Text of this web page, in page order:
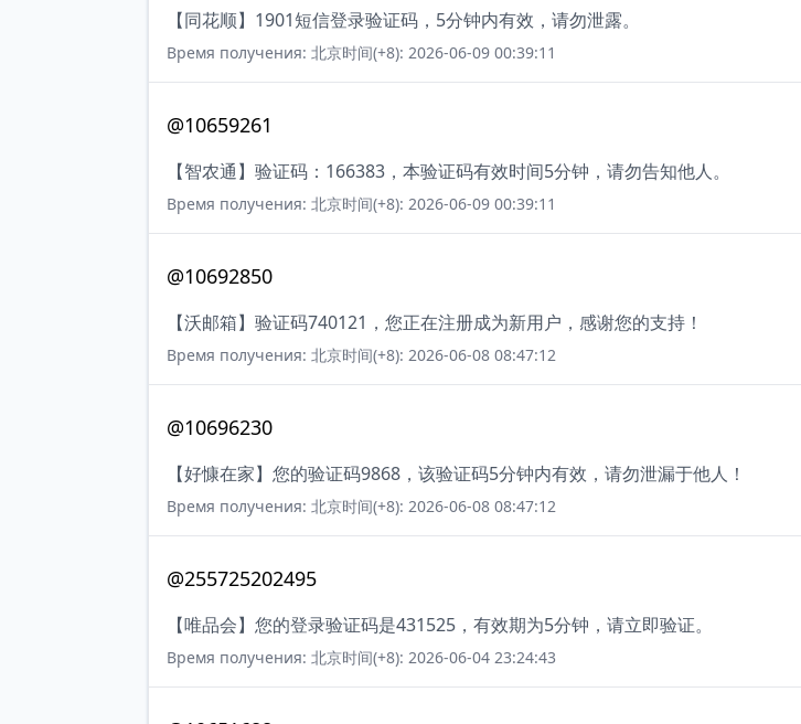
【同花顺】1901短信登录验证码，5分钟内有效，请勿泄露。
Время получения: 北京时间(+8): 2026-06-09 00:39:11
@10659261
【智农通】验证码：166383，本验证码有效时间5分钟，请勿告知他人。
Время получения: 北京时间(+8): 2026-06-09 00:39:11
@10692850
【沃邮箱】验证码740121，您正在注册成为新用户，感谢您的支持！
Время получения: 北京时间(+8): 2026-06-08 08:47:12
@10696230
【好慷在家】您的验证码9868，该验证码5分钟内有效，请勿泄漏于他人！
Время получения: 北京时间(+8): 2026-06-08 08:47:12
@255725202495
【唯品会】您的登录验证码是431525，有效期为5分钟，请立即验证。
Время получения: 北京时间(+8): 2026-06-04 23:24:43